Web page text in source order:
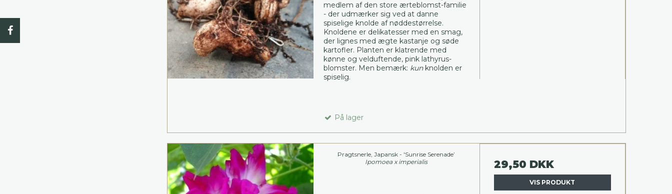
medlem af den store ærteblomst-familie
- der udmærker sig ved at danne
spiselige knolde af nøddestørrelse.
Knoldene er delikatesser med en smag,
der lignes med ægte kastanje og søde
kartofler. Planten er klatrende med
kønne og velduftende, pink lathyrus-
blomster. Men bemærk: kunknolden er
spiselig.
På lager
Pragtsnerle, Japansk - 'Sunrise Serenade’
Ipomoea x imperialis
29,50 DKK
VIS PRODUKT